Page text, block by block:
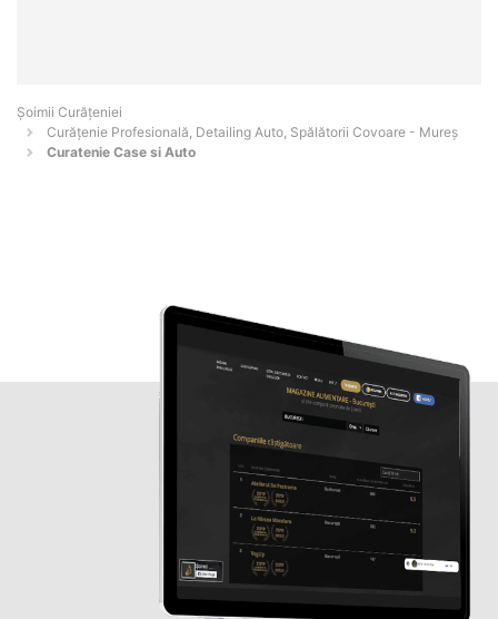
Șoimii Curățeniei
Curățenie Profesională, Detailing Auto, Spălătorii Covoare - Mureş
Curatenie Case si Auto